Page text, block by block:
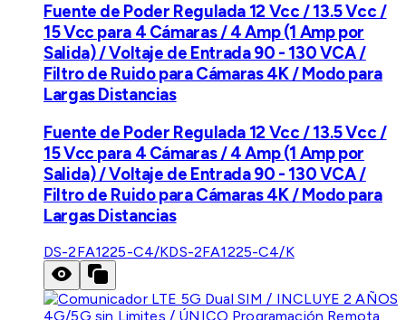
Fuente de Poder Regulada 12 Vcc / 13.5 Vcc /
15 Vcc para 4 Cámaras / 4 Amp (1 Amp por
Salida) / Voltaje de Entrada 90 - 130 VCA /
Filtro de Ruido para Cámaras 4K / Modo para
Largas Distancias
Fuente de Poder Regulada 12 Vcc / 13.5 Vcc /
15 Vcc para 4 Cámaras / 4 Amp (1 Amp por
Salida) / Voltaje de Entrada 90 - 130 VCA /
Filtro de Ruido para Cámaras 4K / Modo para
Largas Distancias
DS-2FA1225-C4/KDS-2FA1225-C4/K